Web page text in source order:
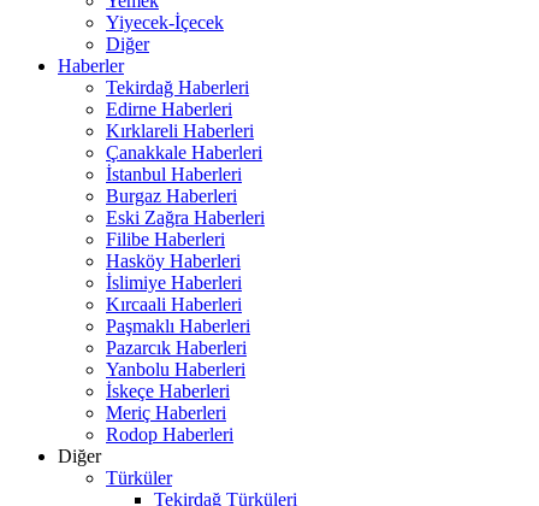
Yiyecek-İçecek
Diğer
Haberler
Tekirdağ Haberleri
Edirne Haberleri
Kırklareli Haberleri
Çanakkale Haberleri
İstanbul Haberleri
Burgaz Haberleri
Eski Zağra Haberleri
Filibe Haberleri
Hasköy Haberleri
İslimiye Haberleri
Kırcaali Haberleri
Paşmaklı Haberleri
Pazarcık Haberleri
Yanbolu Haberleri
İskeçe Haberleri
Meriç Haberleri
Rodop Haberleri
Diğer
Türküler
Tekirdağ Türküleri